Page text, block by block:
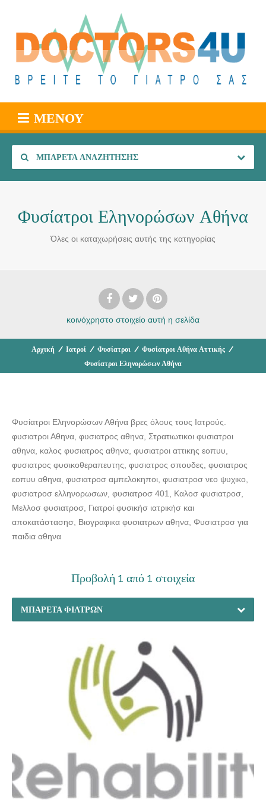
ΜΕΝΟΎ
ΜΠΑΡΈΤΑ ΑΝΑΖΉΤΗΣΗΣ
Φυσίατροι Εληνορώσων Αθήνα
Όλες οι καταχωρήσεις αυτής της κατηγορίας
κοινόχρηστο στοιχείο αυτή η σελίδα
Αρχική / Ιατροί / Φυσίατροι / Φυσίατροι Αθήνα Αττικής /
Φυσίατροι Εληνορώσων Αθήνα
Φυσίατροι Εληνορώσων Αθήνα βρες όλους τους Ιατρούς.
φυσιατροι Αθηνα, φυσιατρος αθηνα, Στρατιωτικοι φυσιατροι
αθηνα, καλος φυσιατρος αθηνα, φυσιατροι αττικης εοπυυ,
φυσιατρος φυσικοθεραπευτης, φυσιατρος σπουδες, φυσιατρος
εοπυυ αθηνα, φυσιατροσ αμπελοκηποι, φυσιατροσ νεο ψυχικο,
φυσιατροσ ελληνορωσων, φυσιατροσ 401, Καλοσ φυσιατροσ,
Μελλοσ φυσιατροσ, Γιατροί φυσικήσ ιατρικήσ και
αποκατάστασησ, Βιογραφικα φυσιατρων αθηνα, Φυσιατροσ για
παιδια αθηνα
Προβολή 1 από 1 στοιχεία
ΜΠΑΡΈΤΑ ΦΊΛΤΡΩΝ